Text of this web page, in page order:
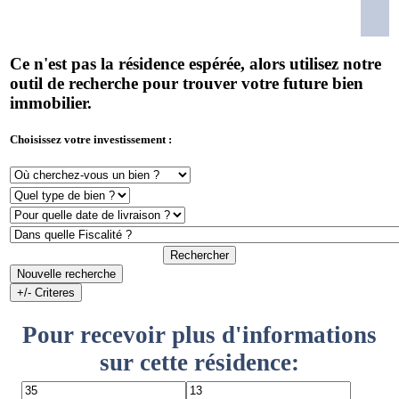
Ce n'est pas la résidence espérée, alors utilisez notre
outil de recherche pour trouver votre future bien
immobilier.
Choisissez votre investissement :
Rechercher
Nouvelle recherche
+/- Criteres
Pour recevoir plus d'informations
sur cette résidence: